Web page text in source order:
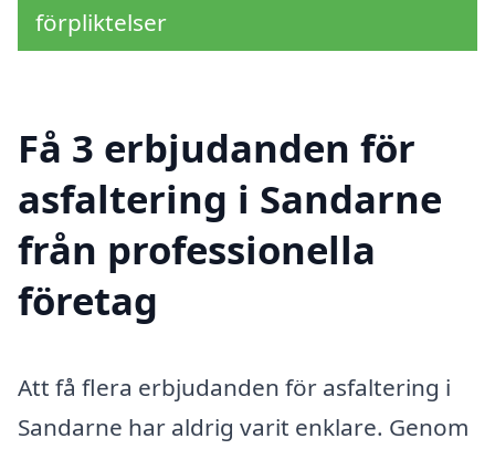
förpliktelser
Få 3 erbjudanden för
asfaltering i Sandarne
från professionella
företag
Att få flera erbjudanden för asfaltering i
Sandarne har aldrig varit enklare. Genom